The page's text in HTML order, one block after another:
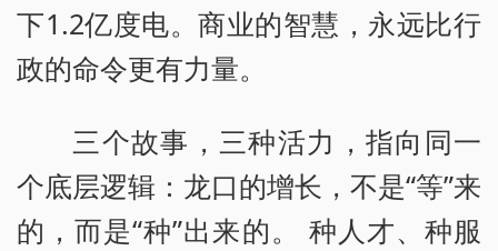
下1.2亿度电。商业的智慧，永远比行
政的命令更有力量。
三个故事，三种活力，指向同一
个底层逻辑：龙口的增长，不是“等”来
的，而是“种”出来的。 种人才、种服